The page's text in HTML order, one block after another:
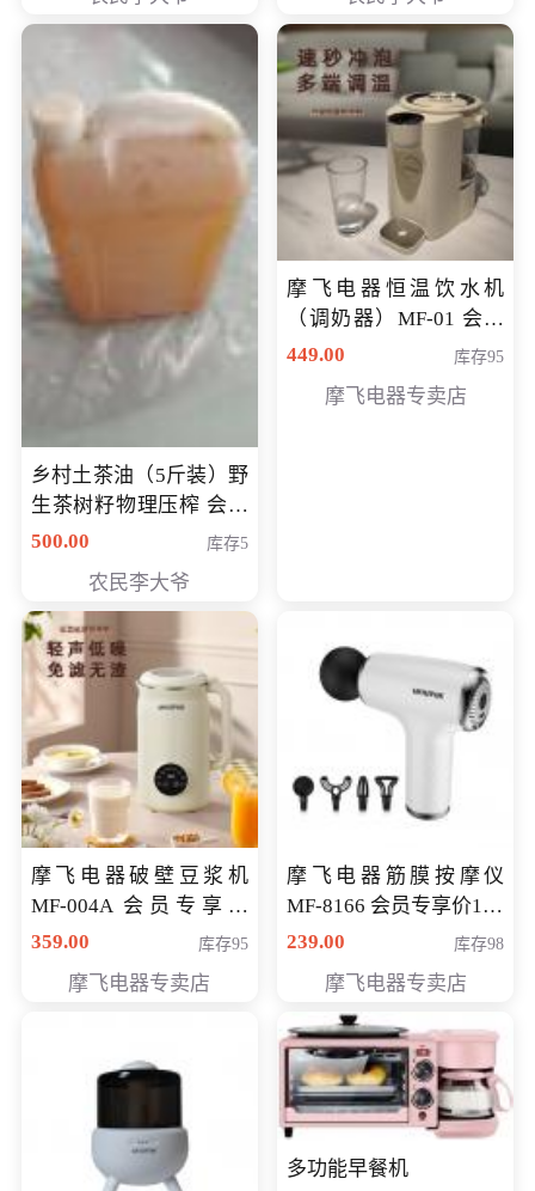
乡村土茶油（5斤装）野
生茶树籽物理压榨 会员
专享价400元
500.00 库存5
农民李大爷
摩飞电器恒温饮水机
（调奶器）MF-01 会员
专享价366元
449.00 库存95
摩飞电器专卖店
摩飞电器破壁豆浆机
MF-004A 会员专享价
168元
359.00 库存95
摩飞电器专卖店
摩飞电器筋膜按摩仪
MF-8166 会员专享价168
元
239.00 库存98
摩飞电器专卖店
多功能早餐机